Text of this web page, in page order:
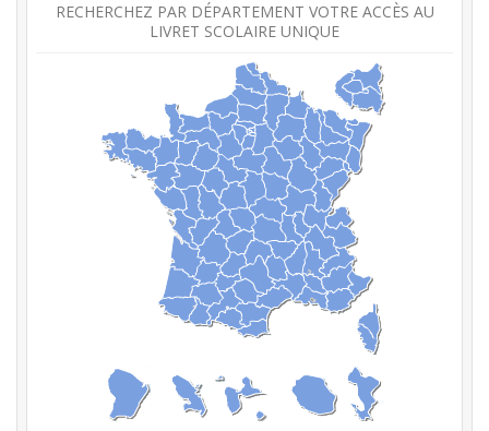
RECHERCHEZ PAR DÉPARTEMENT VOTRE ACCÈS AU
LIVRET SCOLAIRE UNIQUE